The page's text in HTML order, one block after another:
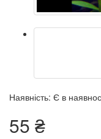
Наявність: Є в
55 ₴